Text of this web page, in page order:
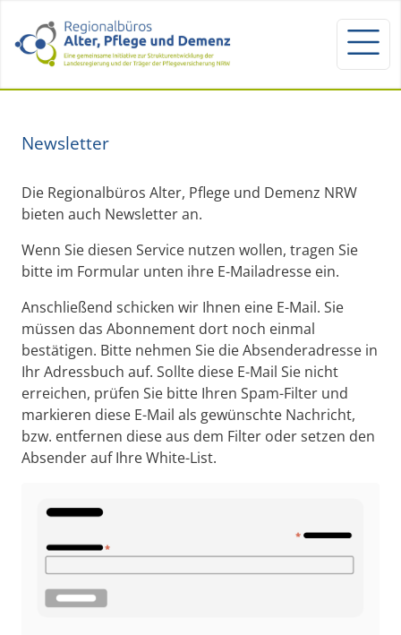
Newsletter
Die Regionalbüros Alter, Pflege und Demenz NRW
bieten auch Newsletter an.
Wenn Sie diesen Service nutzen wollen, tragen Sie
bitte im Formular unten ihre E-Mailadresse ein.
Anschließend schicken wir Ihnen eine E-Mail. Sie
müssen das Abonnement dort noch einmal
bestätigen. Bitte nehmen Sie die Absenderadresse in
Ihr Adressbuch auf. Sollte diese E-Mail Sie nicht
erreichen, prüfen Sie bitte Ihren Spam-Filter und
markieren diese E-Mail als gewünschte Nachricht,
bzw. entfernen diese aus dem Filter oder setzen den
Absender auf Ihre White-List.